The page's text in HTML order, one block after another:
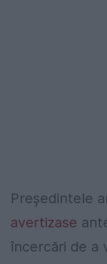
Președintele
avertizase
încercări de a